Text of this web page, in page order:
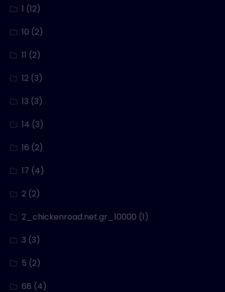
1 (12)
10 (2)
11 (2)
12 (3)
13 (3)
14 (3)
16 (2)
17 (4)
2 (2)
2_chickenroad.net.gr_10000 (1)
3 (3)
5 (2)
68 (4)